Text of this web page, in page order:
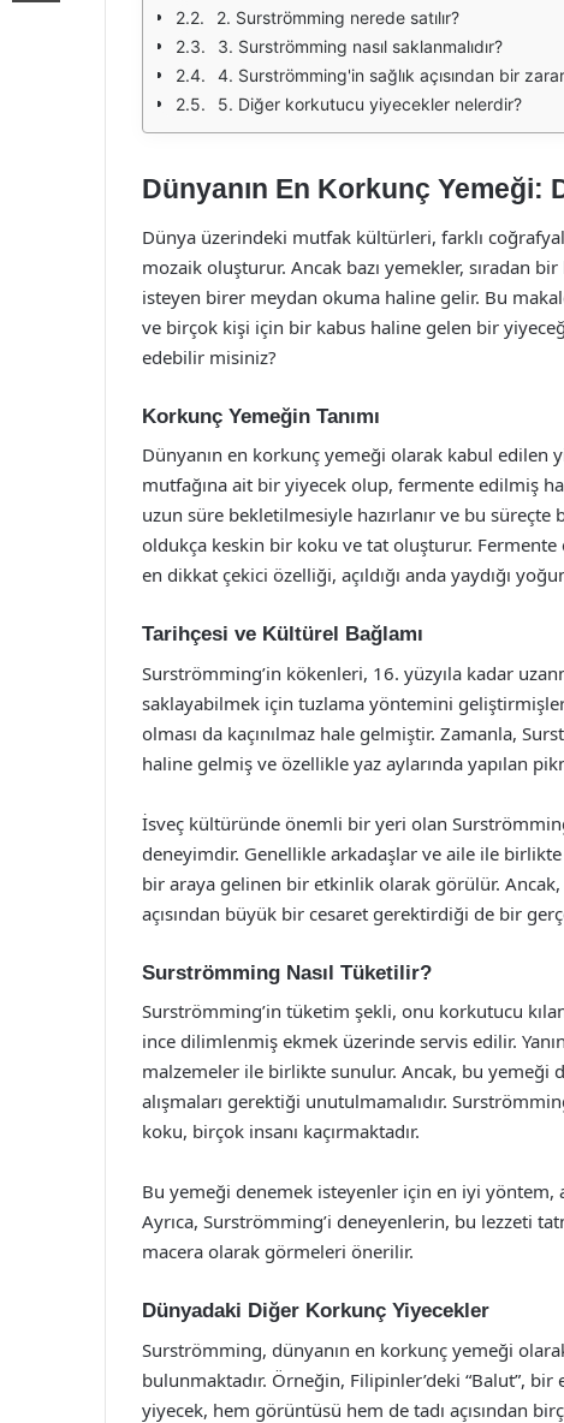
2. Surströmming nerede satılır?
3. Surströmming nasıl saklanmalıdır?
4. Surströmming'in sağlık açısından bir
5. Diğer korkutucu yiyecekler nelerdir?
Dünyanın En Korkunç Yemeği:
Dünya üzerindeki mutfak kültürleri, farklı
mozaik oluşturur. Ancak bazı yemekler, sıradan
isteyen birer meydan okuma haline gelir. Bu
ve birçok kişi için bir kabus haline gelen bir
edebilir misiniz?
Korkunç Yemeğin Tanımı
Dünyanın en korkunç yemeği olarak kabul edilen
mutfağına ait bir yiyecek olup, fermente edilmiş
uzun süre bekletilmesiyle hazırlanır ve bu
oldukça keskin bir koku ve tat oluşturur. Fermente
en dikkat çekici özelliği, açıldığı anda yaydığı
Tarihçesi ve Kültürel Bağlamı
Surströmming’in kökenleri, 16. yüzyıla kadar
saklayabilmek için tuzlama yöntemini
olması da kaçınılmaz hale gelmiştir. Zamanla,
haline gelmiş ve özellikle yaz aylarında yapılan
İsveç kültüründe önemli bir yeri olan
deneyimdir. Genellikle arkadaşlar ve aile ile birlikte
bir araya gelinen bir etkinlik olarak görülür.
açısından büyük bir cesaret gerektirdiği de bir
Surströmming Nasıl Tüketilir?
Surströmming’in tüketim şekli, onu korkutucu
ince dilimlenmiş ekmek üzerinde servis edilir.
malzemeler ile birlikte sunulur. Ancak, bu yemeği
alışmaları gerektiği unutulmamalıdır.
koku, birçok insanı kaçırmaktadır.
Bu yemeği denemek isteyenler için en iyi yöntem,
Ayrıca, Surströmming’i deneyenlerin, bu lezzeti
macera olarak görmeleri önerilir.
Dünyadaki Diğer Korkunç Yiyecekler
Surströmming, dünyanın en korkunç yemeği
bulunmaktadır. Örneğin, Filipinler’deki “Balut”,
yiyecek, hem görüntüsü hem de tadı açısından